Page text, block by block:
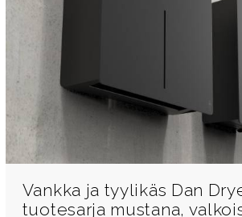
Vankka ja tyylikäs Dan
tuotesarja mustana,